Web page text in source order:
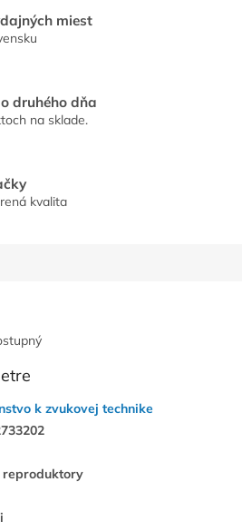
miest
druhého dňa
na sklade.
kvalita
k zvukovej technike
reproduktory